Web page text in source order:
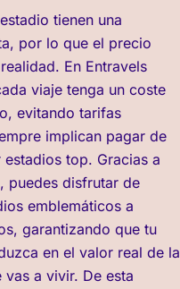
tienen una
por lo que el precio
En Entravels
viaje tenga un coste
evitando tarifas
implican pagar de
top. Gracias a
puedes disfrutar de
emblemáticos a
garantizando que tu
en el valor real de la
vas a vivir. De esta